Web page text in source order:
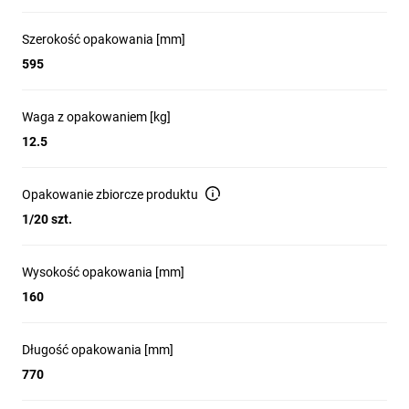
Szerokość opakowania [mm]
595
Waga z opakowaniem [kg]
12.5
Opakowanie zbiorcze produktu
1/20 szt.
Wysokość opakowania [mm]
160
Długość opakowania [mm]
770